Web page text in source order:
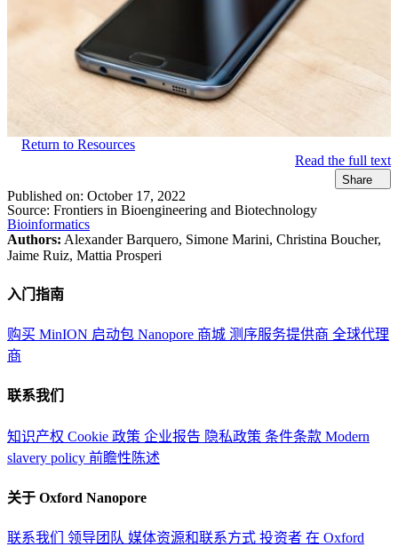
Return to Resources
Read the full text
Share
Published on: October 17, 2022
Source: Frontiers in Bioengineering and Biotechnology
Bioinformatics
Authors: Alexander Barquero, Simone Marini, Christina Boucher,
Jaime Ruiz, Mattia Prosperi
入门指南
购买 MinION 启动包 Nanopore 商城 测序服务提供商 全球代理
商
联系我们
知识产权 Cookie 政策 企业报告 隐私政策 条件条款 Modern
slavery policy 前瞻性陈述
关于 Oxford Nanopore
联系我们 领导团队 媒体资源和联系方式 投资者 在 Oxford